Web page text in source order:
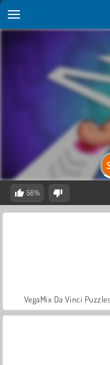
56%
VegaMix Da Vinci Puzzles